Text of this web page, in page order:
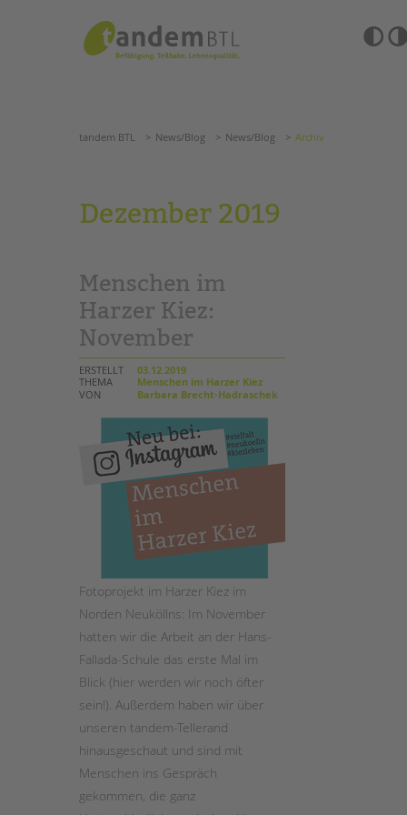
Barrierefrei-
ANGEBOTE
KITA & FRÜHE HILFEN
Grundschulen
Oberschulen
Förderzentren
Kollegs
EFöB
Schulbezogene Sozialarbeit
Tagesgruppen
tandem BTL News/Blog
tandem BTL News/Blog News/Blog Archiv
Dezember 2019
Menschen im
Harzer Kiez:
November
ERSTELLT
03.12.2019
THEMA
Menschen im Harzer Kiez
VON
Barbara Brecht-Hadraschek
Fotoprojekt im Harzer Kiez im
Norden Neuköllns: Im November
hatten wir die Arbeit an der Hans-
Fallada-Schule das erste Mal im
Blick (hier werden wir noch öfter
sein!). Außerdem haben wir über
unseren tandem-Tellerand
hinausgeschaut und sind mit
Menschen ins Gespräch
gekommen, die ganz